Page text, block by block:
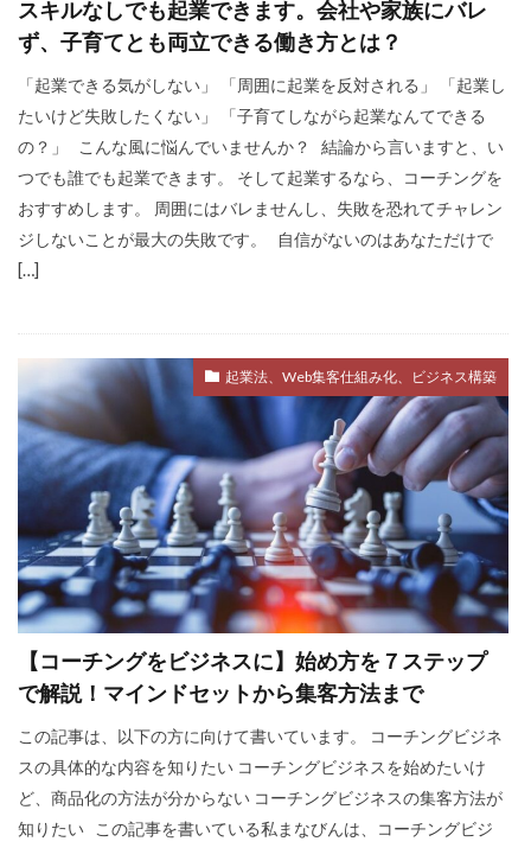
スキルなしでも起業できます。会社や家族にバレ
ず、子育てとも両立できる働き方とは？
「起業できる気がしない」 「周囲に起業を反対される」 「起業し
たいけど失敗したくない」 「子育てしながら起業なんてできる
の？」 こんな風に悩んでいませんか？ 結論から言いますと、い
つでも誰でも起業できます。 そして起業するなら、コーチングを
おすすめします。 周囲にはバレませんし、失敗を恐れてチャレン
ジしないことが最大の失敗です。 自信がないのはあなただけで
[…]
起業法、Web集客仕組み化、ビジネス構築
【コーチングをビジネスに】始め方を７ステップ
で解説！マインドセットから集客方法まで
この記事は、以下の方に向けて書いています。 コーチングビジネ
スの具体的な内容を知りたい コーチングビジネスを始めたいけ
ど、商品化の方法が分からない コーチングビジネスの集客方法が
知りたい この記事を書いている私まなびんは、コーチングビジ